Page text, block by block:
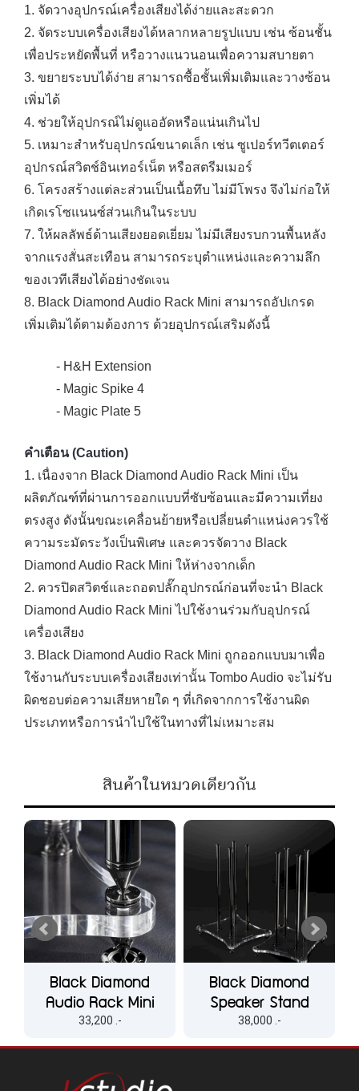
1. จัดวางอุปกรณ์เครื่องเสียงได้ง่ายและสะดวก
2. จัดระบบเครื่องเสียงได้หลากหลายรูปแบบ เช่น ซ้อนชั้น
เพื่อประหยัดพื้นที่ หรือวางแนวนอนเพื่อความสบายตา
3. ขยายระบบได้ง่าย สามารถซื้อชั้นเพิ่มเติมและวางซ้อน
เพิ่มได้
4. ช่วยให้อุปกรณ์ไม่ดูแออัดหรือแน่นเกินไป
5. เหมาะสำหรับอุปกรณ์ขนาดเล็ก เช่น ซูเปอร์ทวีตเตอร์
อุปกรณ์สวิตช์อินเทอร์เน็ต หรือสตรีมเมอร์
6. โครงสร้างแต่ละส่วนเป็นเนื้อทึบ ไม่มีโพรง จึงไม่ก่อให้
เกิดเรโซแนนซ์ส่วนเกินในระบบ
7. ให้ผลลัพธ์ด้านเสียงยอดเยี่ยม ไม่มีเสียงรบกวนพื้นหลัง
จากแรงสั่นสะเทือน สามารถระบุตำแหน่งและความลึก
ของเวทีเสียงได้อย่างชัดเจน
8. Black Diamond Audio Rack Mini สามารถอัปเกรด
เพิ่มเติมได้ตามต้องการ ด้วยอุปกรณ์เสริมดังนี้
- H&H Extension
- Magic Spike 4
- Magic Plate 5
คำเตือน (Caution)
1. เนื่องจาก Black Diamond Audio Rack Mini เป็น
ผลิตภัณฑ์ที่ผ่านการออกแบบที่ซับซ้อนและมีความเที่ยง
ตรงสูง ดังนั้นขณะเคลื่อนย้ายหรือเปลี่ยนตำแหน่งควรใช้
ความระมัดระวังเป็นพิเศษ และควรจัดวาง Black
Diamond Audio Rack Mini ให้ห่างจากเด็ก
2. ควรปิดสวิตช์และถอดปลั๊กอุปกรณ์ก่อนที่จะนำ Black
Diamond Audio Rack Mini ไปใช้งานร่วมกับอุปกรณ์
เครื่องเสียง
3. Black Diamond Audio Rack Mini ถูกออกแบบมาเพื่อ
ใช้งานกับระบบเครื่องเสียงเท่านั้น Tombo Audio จะไม่รับ
ผิดชอบต่อความเสียหายใด ๆ ที่เกิดจากการใช้งานผิด
ประเภทหรือการนำไปใช้ในทางที่ไม่เหมาะสม
สินค้าในหมวดเดียวกัน
Black Diamond
Audio Rack Mini
33,200 .-
Black Diamond
Speaker Stand
38,000 .-